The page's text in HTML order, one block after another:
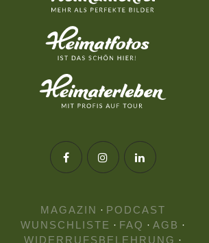
MAGAZIN · PODCAST
WUNSCHLISTE · FAQ · AGB ·
WIDERRUFSBELEHRUNG ·